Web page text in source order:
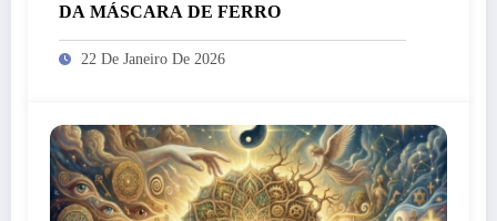
DA MÁSCARA DE FERRO
22 De Janeiro De 2026